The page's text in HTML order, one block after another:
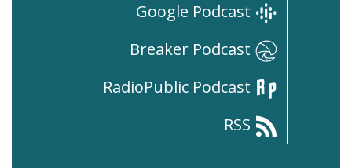
Google Podcast
Breaker Podcast
RadioPublic Podcast
RSS